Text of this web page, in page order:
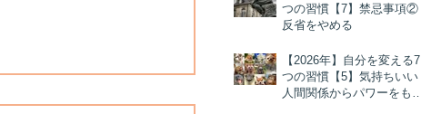
行う担当者の選任」が挙げられていま
トレジャーでは、ご担当者さまのさま
つの習慣【7】禁忌事項②
反省をやめる
【2026年】自分を変える7
つの習慣【5】気持ちいい
人間関係からパワーをもら